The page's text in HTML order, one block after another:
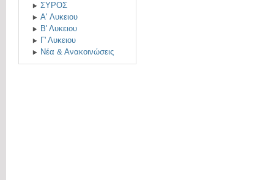
ΣΥΡΟΣ
A' Λυκειου
Β' Λυκειου
Γ' Λυκειου
Νέα & Ανακοινώσεις